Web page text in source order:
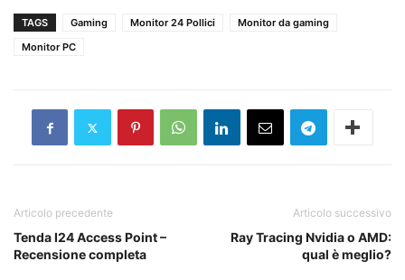
TAGS Gaming Monitor 24 Pollici
Monitor da gaming
Monitor PC
Articolo precedente
Tenda I24 Access Point –
Recensione completa
Articolo successivo
Ray Tracing Nvidia o AMD:
qual è meglio?